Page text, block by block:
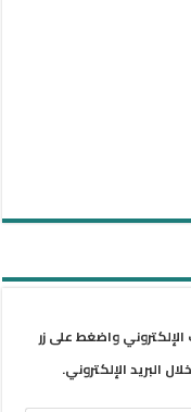
واضغط على زر
البريد الإلكتروني.